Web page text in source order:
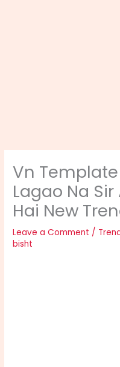
Vn
Lagao Na
Hai New
Leave a Comment /
bisht